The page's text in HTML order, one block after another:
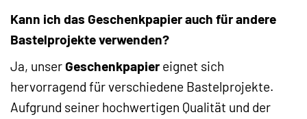
Kann ich das Geschenkpapier auch für andere
Bastelprojekte verwenden?
Ja, unserGeschenkpapier eignet sich
hervorragend für verschiedene Bastelprojekte.
Aufgrund seiner hochwertigen Qualität und der